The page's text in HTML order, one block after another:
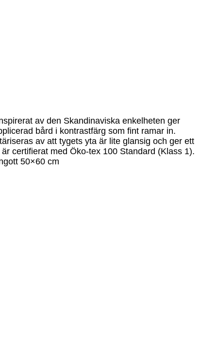
av den Skandinaviska enkelheten ger
bård i kontrastfärg som fint ramar in.
av att tygets yta är lite glansig och ger ett
certifierat med Öko-tex 100 Standard (Klass 1).
50×60 cm